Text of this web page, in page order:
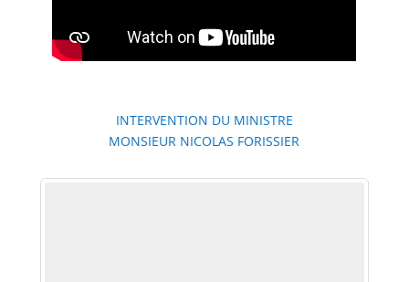
INTERVENTION DU MINISTRE
MONSIEUR NICOLAS FORISSIER